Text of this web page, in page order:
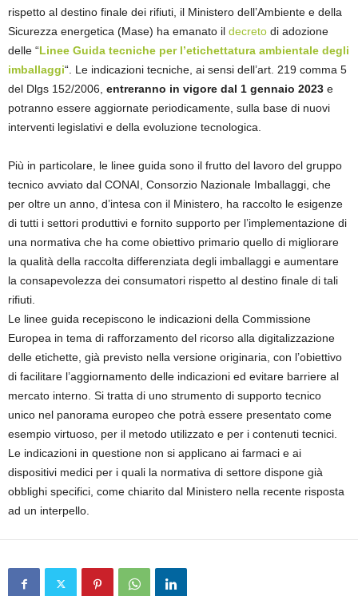
rispetto al destino finale dei rifiuti, il Ministero dell’Ambiente e della
Sicurezza energetica (Mase) ha emanato il decreto di adozione
delle “Linee Guida tecniche per l’etichettatura ambientale degli
imballaggi“. Le indicazioni tecniche, ai sensi dell’art. 219 comma 5
del Dlgs 152/2006, entreranno in vigore dal 1 gennaio 2023 e
potranno essere aggiornate periodicamente, sulla base di nuovi
interventi legislativi e della evoluzione tecnologica.
Più in particolare, le linee guida sono il frutto del lavoro del gruppo
tecnico avviato dal CONAI, Consorzio Nazionale Imballaggi, che
per oltre un anno, d’intesa con il Ministero, ha raccolto le esigenze
di tutti i settori produttivi e fornito supporto per l’implementazione di
una normativa che ha come obiettivo primario quello di migliorare
la qualità della raccolta differenziata degli imballaggi e aumentare
la consapevolezza dei consumatori rispetto al destino finale di tali
rifiuti.
Le linee guida recepiscono le indicazioni della Commissione
Europea in tema di rafforzamento del ricorso alla digitalizzazione
delle etichette, già previsto nella versione originaria, con l’obiettivo
di facilitare l’aggiornamento delle indicazioni ed evitare barriere al
mercato interno. Si tratta di uno strumento di supporto tecnico
unico nel panorama europeo che potrà essere presentato come
esempio virtuoso, per il metodo utilizzato e per i contenuti tecnici.
Le indicazioni in questione non si applicano ai farmaci e ai
dispositivi medici per i quali la normativa di settore dispone già
obblighi specifici, come chiarito dal Ministero nella recente risposta
ad un interpello.